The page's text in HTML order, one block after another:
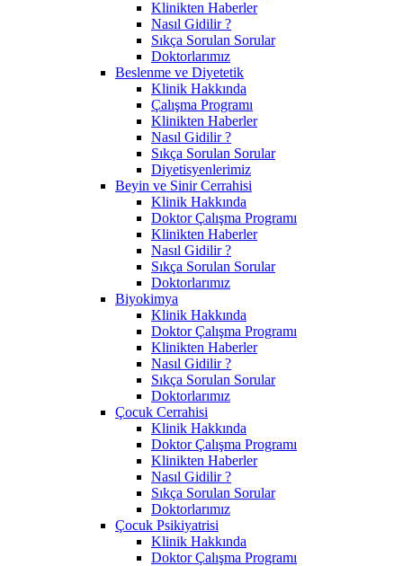
Klinikten Haberler
Nasıl Gidilir ?
Sıkça Sorulan Sorular
Doktorlarımız
Beslenme ve Diyetetik
Klinik Hakkında
Çalışma Programı
Klinikten Haberler
Nasıl Gidilir ?
Sıkça Sorulan Sorular
Diyetisyenlerimiz
Beyin ve Sinir Cerrahisi
Klinik Hakkında
Doktor Çalışma Programı
Klinikten Haberler
Nasıl Gidilir ?
Sıkça Sorulan Sorular
Doktorlarımız
Biyokimya
Klinik Hakkında
Doktor Çalışma Programı
Klinikten Haberler
Nasıl Gidilir ?
Sıkça Sorulan Sorular
Doktorlarımız
Çocuk Cerrahisi
Klinik Hakkında
Doktor Çalışma Programı
Klinikten Haberler
Nasıl Gidilir ?
Sıkça Sorulan Sorular
Doktorlarımız
Çocuk Psikiyatrisi
Klinik Hakkında
Doktor Çalışma Programı